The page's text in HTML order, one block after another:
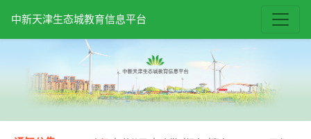
中新天津生态城教育信息平台